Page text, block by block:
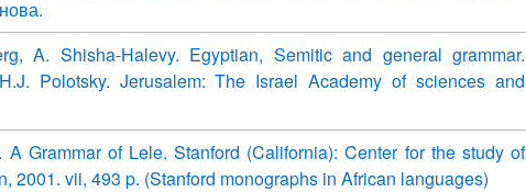
A. Shisha-Halevy. Egyptian, Semitic and general grammar.
Polotsky. Jerusalem: The Israel Academy of sciences and
A Grammar of Lele. Stanford (California): Center for the study of
2001. vii, 493 p. (Stanford monographs in African languages)